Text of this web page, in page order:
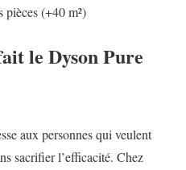
pièces (+40 m²)
le Dyson Pure
aux personnes qui veulent
sacrifier l’efficacité. Chez